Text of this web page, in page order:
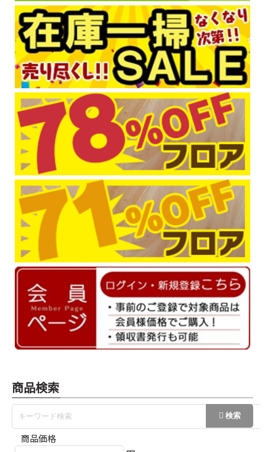
商品検索
商品価格